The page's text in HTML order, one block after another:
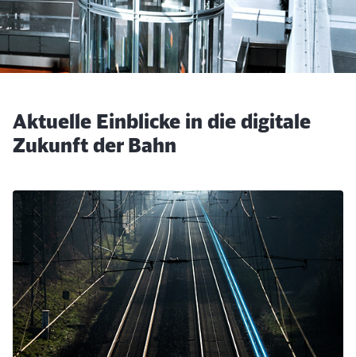
Aktuelle Einblicke in die digitale
Zukunft der Bahn